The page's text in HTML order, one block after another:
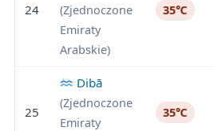
24
(Zjednoczone
Emiraty
Arabskie)
35℃
25
Dibā
(Zjednoczone
Emiraty
35℃